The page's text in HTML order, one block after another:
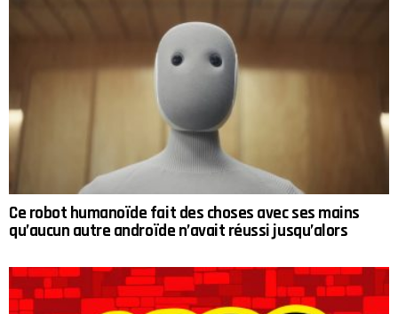
Ce robot humanoïde fait des choses avec ses mains
qu’aucun autre androïde n’avait réussi jusqu’alors